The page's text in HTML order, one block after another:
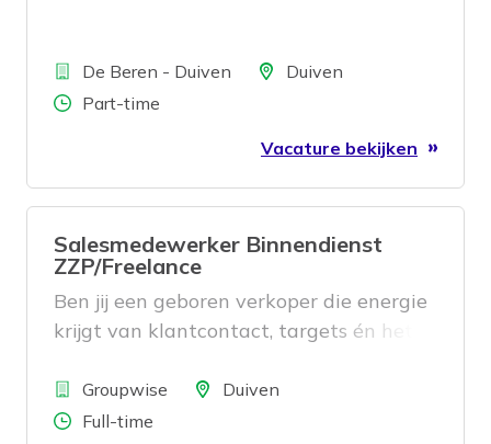
BedrijfDe Beren - Duiven LocatieDuiven
Aantal uren
Part-time
Vacature bekijken
Salesmedewerker Binnendienst
ZZP/Freelance
Ben jij een geboren verkoper die energie
krijgt van klantcontact, targets én het
BedrijfGroupwise LocatieDuiven
Aantal uren
Full-time